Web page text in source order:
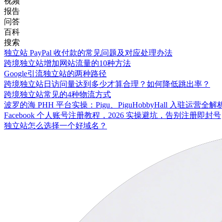
报告
问答
百科
搜索
独立站 PayPal 收付款的常见问题及对应处理办法
跨境独立站增加网站流量的10种方法
Google引流独立站的两种路径
跨境独立站日访问量达到多少才算合理？如何降低跳出率？
跨境独立站常见的4种物流方式
波罗的海 PHH 平台实操：Pigu、PiguHobbyHall 入驻运营全解
Facebook 个人账号注册教程，2026 实操避坑，告别注册即封号
独立站怎么选择一个好域名？